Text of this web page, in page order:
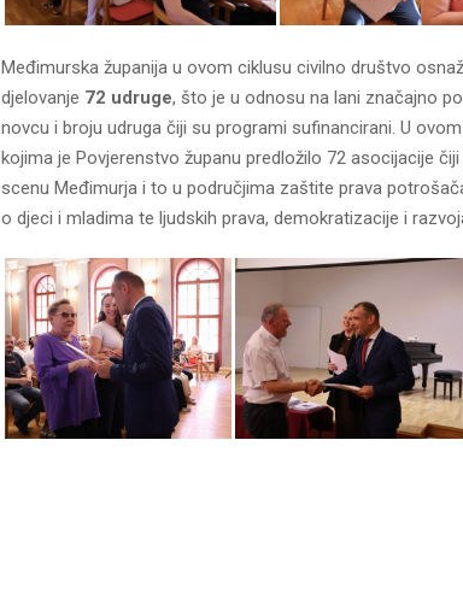
Međimurska županija u ovom ciklusu civilno društvo
djelovanje 72 udruge, što je u odnosu na lani značajno
novcu i broju udruga čiji su programi sufinancirani. U
kojima je Povjerenstvo županu predložilo 72 asocijacije
scenu Međimurja i to u područjima zaštite prava
o djeci i mladima te ljudskih prava, demokratizacije i